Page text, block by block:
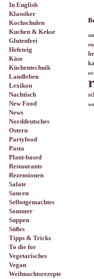
In English
Klassiker
Kochschulen
Kuchen & Kekse
Glutenfrei
Hefeteig
Käse
Küchentechnik
Landleben
Lexikon
Nachtisch
New Food
News
Norddeutsches
Ostern
Partyfood
Pasta
Plant-based
Restaurants
Rezensionen
Salate
Saucen
Selbstgemachtes
Sommer
Suppen
Süßes
Tipps & Tricks
To die for
Vegetarisches
Vegan
Weihnachtsrezepte